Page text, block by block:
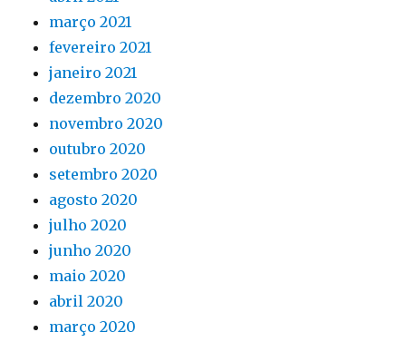
março 2021
fevereiro 2021
janeiro 2021
dezembro 2020
novembro 2020
outubro 2020
setembro 2020
agosto 2020
julho 2020
junho 2020
maio 2020
abril 2020
março 2020